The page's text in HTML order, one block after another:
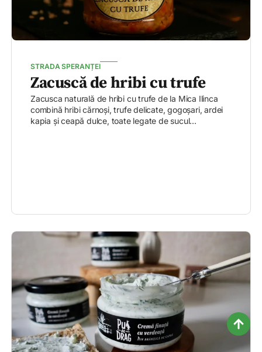
STRADA SPERANȚEI
Zacuscă de hribi cu trufe
Zacusca naturală de hribi cu trufe de la Mica Ilinca
combină hribi cărnoși, trufe delicate, gogoșari, ardei
kapia și ceapă dulce, toate legate de sucul...